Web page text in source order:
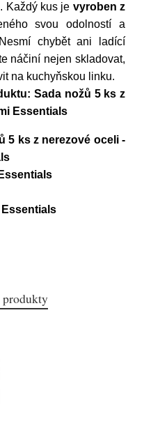
Každý kus je vyroben z
svou odolností a
chybět ani ladící
náčiní nejen skladovat,
na kuchyňskou linku.
Sada nožů 5 ks z
Essentials
5 ks z nerezové oceli -
Essentials
produkty